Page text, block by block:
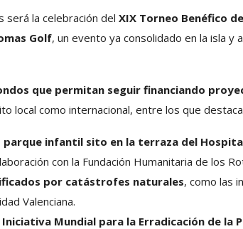
será la celebración del XIX Torneo Benéfico
Golf, un evento ya consolidado en la isla y
que permitan seguir financiando
local como internacional, entre los que
parque infantil sito en la terraza del
con la Fundación Humanitaria de los
por catástrofes naturales, como las
Valenciana.
Iniciativa Mundial para la Erradicación de la